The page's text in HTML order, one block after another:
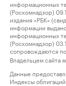
информационных
(Роскомнадзор)
издания «РБК»
информации
информационных
(Роскомнадзор)
сопровождаются
Владельцем сайта
Данные
Индексы